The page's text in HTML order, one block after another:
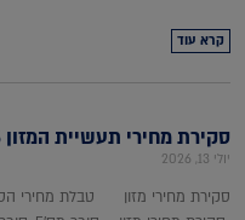
קרא עוד
סקירת מחירי תעשיית המזון 1.7.2026
יולי 13, 2026
סקירת מחירי מזון טבלת מחירי